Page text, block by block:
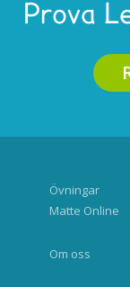
Prova
Övningar
Matte Online
Om oss